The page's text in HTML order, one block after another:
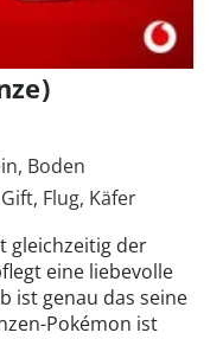
Boden
Flug, Käfer
gleichzeitig der
eine liebevolle
ist genau das seine
Pokémon ist